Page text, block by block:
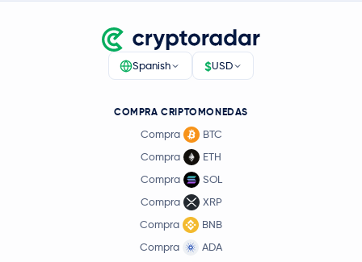
Spanish $USD
COMPRA CRIPTOMONEDAS
Compra
BTC
Compra
ETH
Compra
SOL
Compra
XRP
Compra
BNB
Compra
ADA